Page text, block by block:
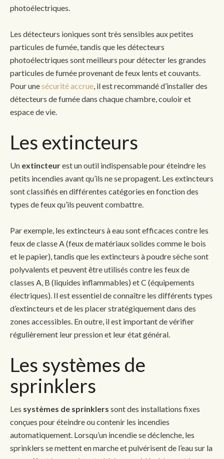
photoélectriques.
Les détecteurs ioniques sont très sensibles aux petites
particules de fumée, tandis que les détecteurs
photoélectriques sont meilleurs pour détecter les grandes
particules de fumée provenant de feux lents et couvants.
Pour unesécurité accrue , il est recommandé d’installer des
détecteurs de fumée dans chaque chambre, couloir et
espace de vie.
Les extincteurs
Un extincteurest un outil indispensable pour éteindre les
petits incendies avant qu’ils ne se propagent. Les extincteurs
sont classifiés en différentes catégories en fonction des
types de feux qu’ils peuvent combattre.
Par exemple, les extincteurs à eau sont efficaces contre les
feux de classe A (feux de matériaux solides comme le bois
et le papier), tandis que les extincteurs à poudre sèche sont
polyvalents et peuvent être utilisés contre les feux de
classes A, B (liquides inflammables) et C (équipements
électriques). Il est essentiel de connaître les différents types
d’extincteurs et de les placer stratégiquement dans des
zones accessibles. En outre, il est important de vérifier
régulièrement leur pression et leur état général.
Les systèmes de
sprinklers
Les systèmes de sprinklers sont des installations fixes
conçues pour éteindre ou contenir les incendies
automatiquement. Lorsqu’un incendie se déclenche, les
sprinklers se mettent en marche et pulvérisent de l’eau sur la